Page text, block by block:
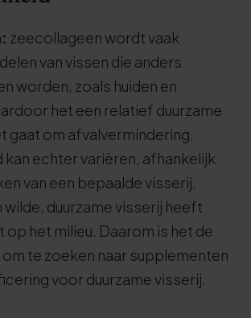
zeecollageen wordt vaak
van vissen die anders
worden, zoals huiden en
het een relatief duurzame
gaat om afvalvermindering.
kan echter variëren, afhankelijk
van een bepaalde visserij.
wilde, duurzame visserij heeft
op het milieu. Daarom is het de
te zoeken naar supplementen
voor duurzame visserij.